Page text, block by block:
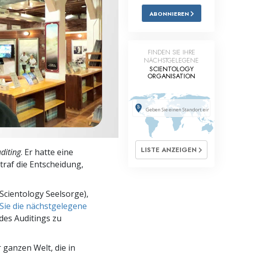
Antworten auf das Drogenproblem
Kinder
Werkzeuge für den Arbeitsplatz
Ethik und die Zustände
Die Ursache von Unterdrückung
Ermittlungen
Grundlagen des Organisierens
Die Grundlagen von Public Relations
. Er hatte eine
die Entscheidung,
Seelsorge),
die nächstgelegene
Auditings zu
Welt, die in
ABONNIEREN
FINDEN SIE IHRE
NÄCHSTGELEGENE
SCIENTOLOGY
ORGANISATION
LISTE ANZEIGEN